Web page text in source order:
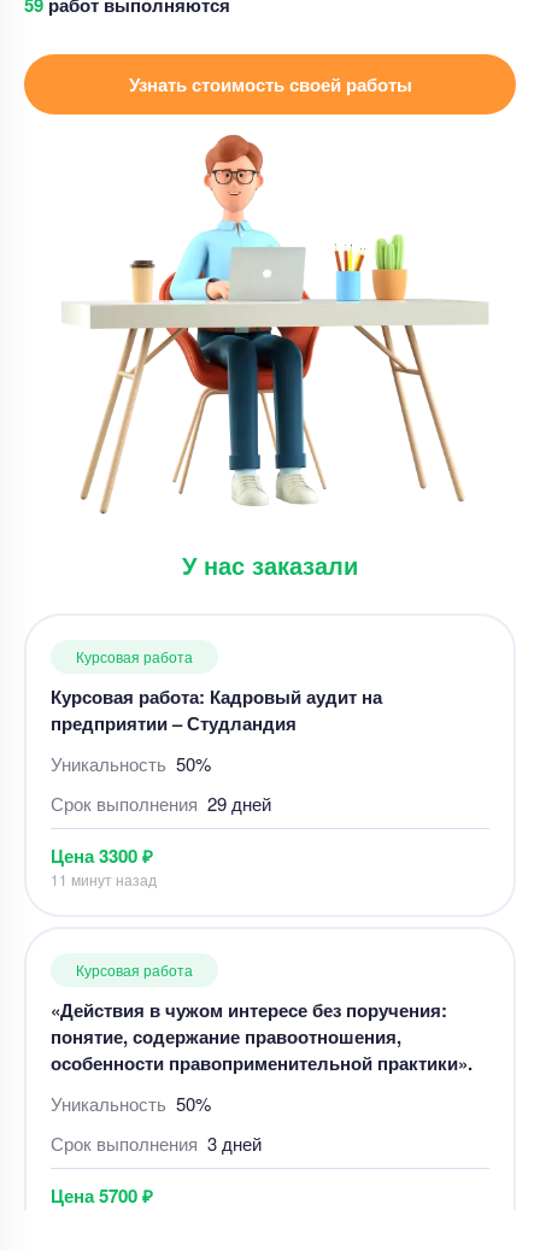
Узнать стоимость своей работы
У нас заказали
13 минут назад
Отредактировать курсовую работу
60%
2 дней
Курсовая работа
Курсовая работа: Кадровый аудит на
предприятии – Студландия
Уникальность
50%
Курсовая работа
«Действия в чужом интересе без поручения:
понятие, содержание правоотношения,
Уникальность50%
Срок выполнения
Цена5600 ₽
Курсовая работа
Курсовая работа – Диагностика неисправностей
в автомобиле
Уникальность 50%
Срок выполнения 8 дней